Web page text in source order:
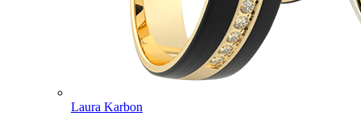
Laura Karbon